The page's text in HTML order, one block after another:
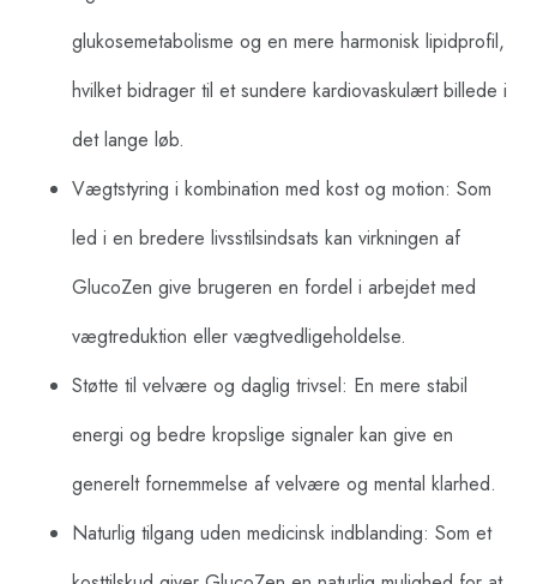
glukosemetabolisme og en mere harmonisk lipidprofil,
hvilket bidrager til et sundere kardiovaskulært billede i
det lange løb.
Vægtstyring i kombination med kost og motion: Som
led i en bredere livsstilsindsats kan virkningen af
GlucoZen give brugeren en fordel i arbejdet med
vægtreduktion eller vægtvedligeholdelse.
Støtte til velvære og daglig trivsel: En mere stabil
energi og bedre kropslige signaler kan give en
generelt fornemmelse af velvære og mental klarhed.
Naturlig tilgang uden medicinsk indblanding: Som et